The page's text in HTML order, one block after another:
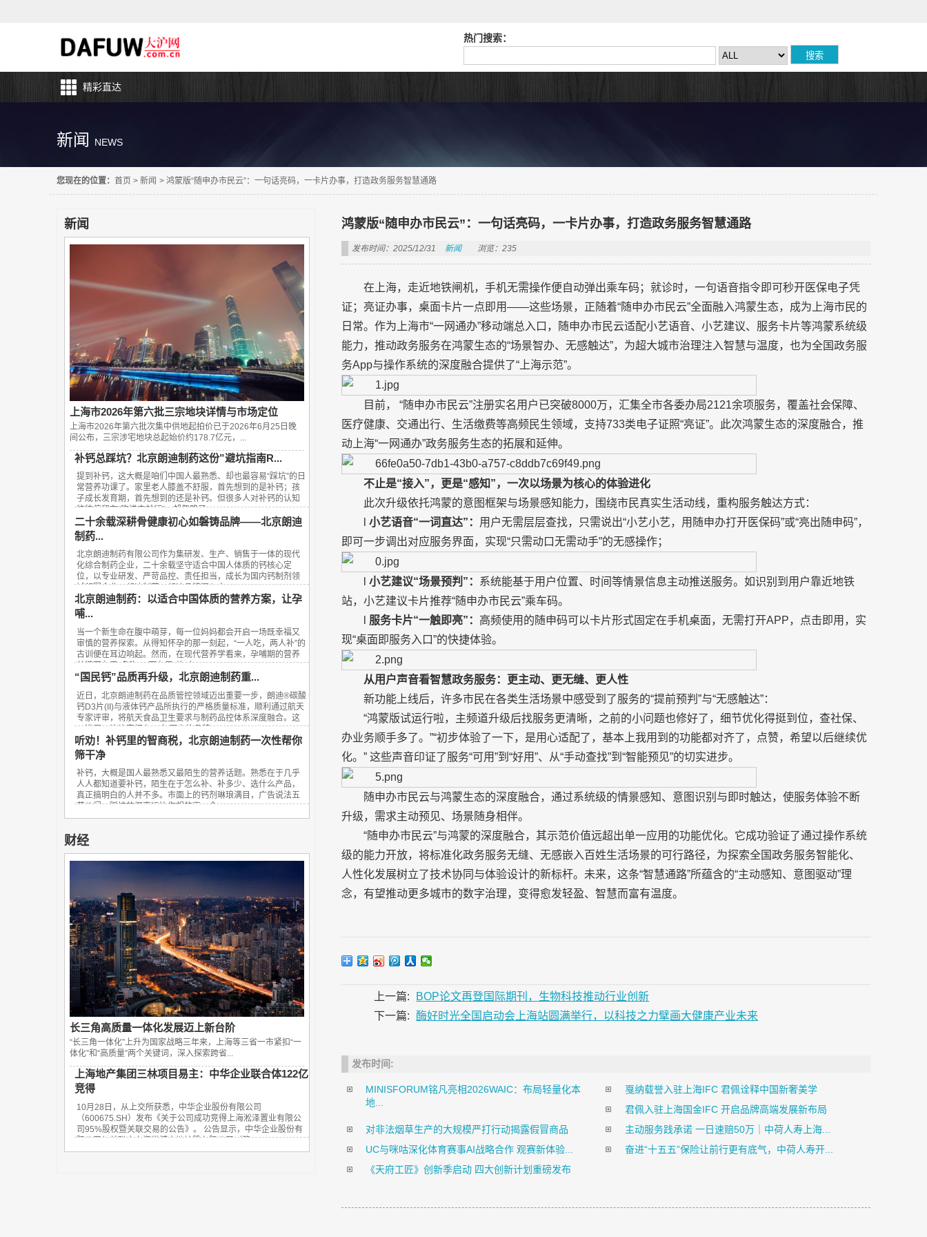
热门搜索：
精彩直达
新闻 NEWS
您现在的位置： 首页 > 新闻 > 鸿蒙版“随申办市民云”：一句话亮码，一卡片办事，打造政务服务智慧通路
新闻
上海市2026年第六批三宗地块详情与市场定位
上海市2026年第六批次集中供地起拍价已于2026年6月25日晚
间公布，‌三宗涉宅地块总起始价约178.7亿元‌，...
补钙总踩坑？北京朗迪制药这份”避坑指南R...
提到补钙，这大概是咱们中国人最熟悉、却也最容易“踩坑”的日
常营养功课了。家里老人膝盖不舒服，首先想到的是补钙；孩
子成长发育期，首先想到的还是补钙。但很多人对补钙的认知
往往停留在“吃进去就行”，却忽略了...
二十余载深耕骨健康初心如磐铸品牌——北京朗迪
制药...
北京朗迪制药有限公司作为集研发、生产、销售于一体的现代
化综合制药企业，二十余载坚守适合中国人体质的钙核心定
位，以专业研发、严苛品控、责任担当，成长为国内钙制剂领
域领军企业，朗迪制药、朗迪品牌深入人...
北京朗迪制药：以适合中国体质的营养方案，让孕
哺...
当一个新生命在腹中萌芽，每一位妈妈都会开启一场既幸福又
审慎的营养探索。从得知怀孕的那一刻起，“一人吃，两人补”的
古训便在耳边响起。然而，在现代营养学看来，孕哺期的营养
关键不在于“多吃”，而在于“补对”。...
“国民钙”品质再升级，北京朗迪制药重...
近日，北京朗迪制药在品质管控领域迈出重要一步，朗迪®碳酸
钙D3片(II)与液体钙产品所执行的严格质量标准，顺利通过航天
专家评审，将航天食品卫生要求与制药品控体系深度融合。这
一进展，让这家拥有23年历史的品牌...
听劝！补钙里的智商税，北京朗迪制药一次性帮你
筛干净
补钙，大概是国人最熟悉又最陌生的营养话题。熟悉在于几乎
人人都知道要补钙，陌生在于怎么补、补多少、选什么产品，
真正搞明白的人并不多。市面上的钙剂琳琅满目，广告说法五
花八门，踩坑的概率远比你想的高。今...
财经
长三角高质量一体化发展迈上新台阶
“长三角一体化”上升为国家战略三年来，上海等三省一市紧扣“一
体化”和“高质量”两个关键词，深入探索跨省...
上海地产集团三林项目易主：中华企业联合体122亿
竞得
10月28日，从上交所获悉，中华企业股份有限公司
（600675.SH）发布《关于公司成功竞得上海淞泽置业有限公
司95%股权暨关联交易的公告》。 公告显示，中华企业股份有
限公司与关联方上海世博土地控股有限公司（简...
鸿蒙版“随申办市民云”：一句话亮码，一卡片办事，打造政务服务智慧通路
发布时间：2025/12/31 新闻 浏览：235
在上海，走近地铁闸机，手机无需操作便自动弹出乘车码；就诊时，一句语音指令即可秒开医保电子凭
证；亮证办事，桌面卡片一点即用——这些场景，正随着“随申办市民云”全面融入鸿蒙生态，成为上海市民的
日常。作为上海市“一网通办”移动端总入口，随申办市民云适配小艺语音、小艺建议、服务卡片等鸿蒙系统级
能力，推动政务服务在鸿蒙生态的“场景智办、无感触达”，为超大城市治理注入智慧与温度，也为全国政务服
务App与操作系统的深度融合提供了“上海示范”。
目前， “随申办市民云”注册实名用户已突破8000万，汇集全市各委办局2121余项服务，覆盖社会保障、
医疗健康、交通出行、生活缴费等高频民生领域，支持733类电子证照“亮证”。此次鸿蒙生态的深度融合，推
动上海“一网通办”政务服务生态的拓展和延伸。
不止是“接入”，更是“感知”，一次以场景为核心的体验进化
此次升级依托鸿蒙的意图框架与场景感知能力，围绕市民真实生活动线，重构服务触达方式：
小艺语音“一词直达”： 用户无需层层查找，只需说出“小艺小艺，用随申办打开医保码”或“亮出随申码”，
即可一步调出对应服务界面，实现“只需动口无需动手”的无感操作；
小艺建议“场景预判”： 系统能基于用户位置、时间等情景信息主动推送服务。如识别到用户靠近地铁
站，小艺建议卡片推荐“随申办市民云”乘车码。
服务卡片“一触即亮”： 高频使用的随申码可以卡片形式固定在手机桌面，无需打开APP，点击即用，实
现“桌面即服务入口”的快捷体验。
从用户声音看智慧政务服务：更主动、更无缝、更人性
新功能上线后，许多市民在各类生活场景中感受到了服务的“提前预判”与“无感触达”：
“鸿蒙版试运行啦，主频道升级后找服务更清晰，之前的小问题也修好了，细节优化得挺到位，查社保、
办业务顺手多了。”“初步体验了一下，是用心适配了，基本上我用到的功能都对齐了，点赞，希望以后继续优
化。” 这些声音印证了服务“可用”到“好用”、从“手动查找”到“智能预见”的切实进步。
随申办市民云与鸿蒙生态的深度融合，通过系统级的情景感知、意图识别与即时触达，使服务体验不断
升级，需求主动预见、场景随身相伴。
“随申办市民云”与鸿蒙的深度融合，其示范价值远超出单一应用的功能优化。它成功验证了通过操作系统
级的能力开放，将标准化政务服务无缝、无感嵌入百姓生活场景的可行路径，为探索全国政务服务智能化、
人性化发展树立了技术协同与体验设计的新标杆。未来，这条“智慧通路”所蕴含的“主动感知、意图驱动”理
念，有望推动更多城市的数字治理，变得愈发轻盈、智慧而富有温度。
上一篇:
BOP论文再登国际期刊，生物科技推动行业创新
下一篇:
酶好时光全国启动会上海站圆满举行，以科技之力擘画大健康产业未来
发布时间:
MINISFORUM铭凡亮相2026WAIC：布局轻量化本
地...
戛纳载誉入驻上海IFC 君佩诠释中国新奢美学
君佩入驻上海国金IFC 开启品牌高端发展新布局
对非法烟草生产的大规模严打行动揭露假冒商品
主动服务践承诺 一日速赔50万｜中荷人寿上海...
UC与咪咕深化体育赛事AI战略合作 观赛新体验...
奋进“十五五”保险让前行更有底气，中荷人寿开...
《天府工匠》创新季启动 四大创新计划重磅发布